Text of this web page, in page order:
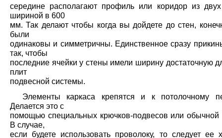
середине располагают профиль или коридор из
шириной в 600
мм. Так делают чтобы когда вы дойдете до стен,
были
одинаковы и симметричны. Единственное сразу
так, чтобы
последние ячейки у стены имели ширину достаточную
плит
подвесной системы.
Элементы каркаса крепятся и к потолочному
Делается это с
помощью специальных крючков-подвесов или обычной
В случае,
если будете использовать проволоку, то следует ее